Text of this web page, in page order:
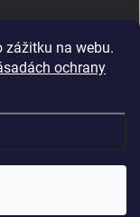
zážitku na webu.
ochrany
Upravit nastavení